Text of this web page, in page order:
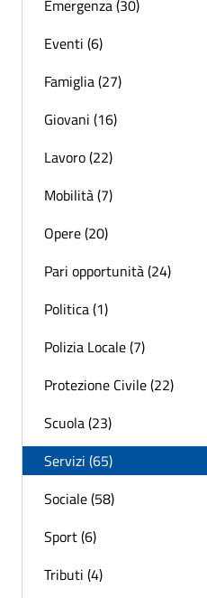
Emergenza (30)
Eventi (6)
Famiglia (27)
Giovani (16)
Lavoro (22)
Mobilità (7)
Opere (20)
Pari opportunità (24)
Politica (1)
Polizia Locale (7)
Protezione Civile (22)
Scuola (23)
Servizi (65)
Sociale (58)
Sport (6)
Tributi (4)